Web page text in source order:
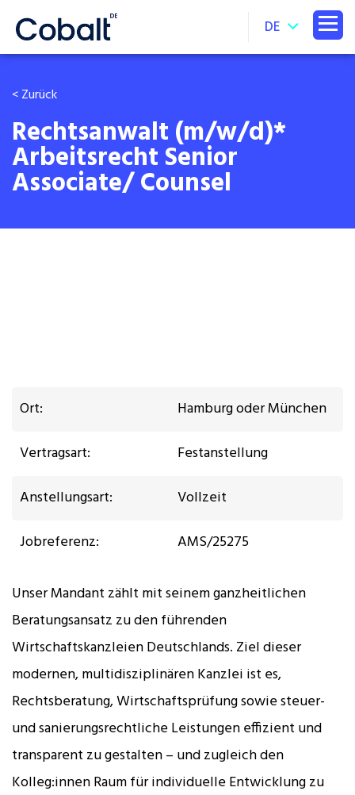
DE
< Zurück
Rechtsanwalt (m/w/d)*
Arbeitsrecht Senior
Associate/ Counsel
Ort:
Hamburg oder München
Vertragsart:
Festanstellung
Anstellungsart:
Vollzeit
Jobreferenz:
AMS/25275
Unser Mandant zählt mit seinem ganzheitlichen
Beratungsansatz zu den führenden
Wirtschaftskanzleien Deutschlands. Ziel dieser
modernen, multidisziplinären Kanzlei ist es,
Rechtsberatung, Wirtschaftsprüfung sowie steuer-
und sanierungsrechtliche Leistungen effizient und
transparent zu gestalten – und zugleich den
Kolleg:innen Raum für individuelle Entwicklung zu